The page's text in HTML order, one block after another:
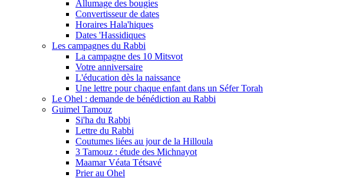
Allumage des bougies
Convertisseur de dates
Horaires Hala'hiques
Dates 'Hassidiques
Les campagnes du Rabbi
La campagne des 10 Mitsvot
Votre anniversaire
L'éducation dès la naissance
Une lettre pour chaque enfant dans un Séfer Torah
Le Ohel : demande de bénédiction au Rabbi
Guimel Tamouz
Si'ha du Rabbi
Lettre du Rabbi
Coutumes liées au jour de la Hilloula
3 Tamouz : étude des Michnayot
Maamar Véata Tétsavé
Prier au Ohel